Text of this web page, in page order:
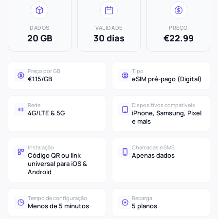
DADOS
20 GB
VALIDADE
30 dias
PREÇO
€22.99
Preço por GB
€1.15/GB
Tipo
eSIM pré-pago (Digital)
Rede
4G/LTE & 5G
Dispositivos compatíveis
iPhone, Samsung, Pixel
e mais
Instalação
Código QR ou link
universal para iOS &
Android
Chamadas e SMS
Apenas dados
Tempo de configuração
Menos de 5 minutos
Recarga
5 planos